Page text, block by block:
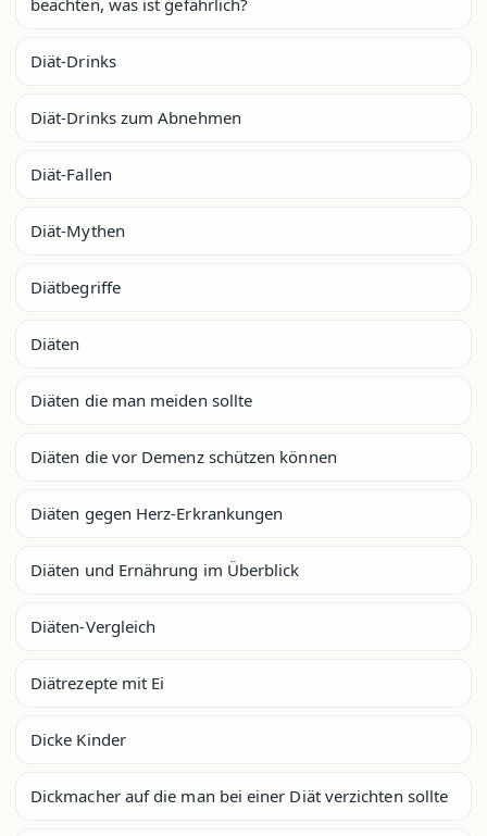
Diät-Drinks
Diät-Drinks zum Abnehmen
Diät-Fallen
Diät-Mythen
Diätbegriffe
Diäten
Diäten die man meiden sollte
Diäten die vor Demenz schützen können
Diäten gegen Herz-Erkrankungen
Diäten und Ernährung im Überblick
Diäten-Vergleich
Diätrezepte mit Ei
Dicke Kinder
Dickmacher auf die man bei einer Diät verzichten sollte